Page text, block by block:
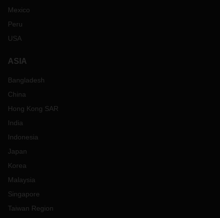
Mexico
Peru
USA
ASIA
Bangladesh
China
Hong Kong SAR
India
Indonesia
Japan
Korea
Malaysia
Singapore
Taiwan Region